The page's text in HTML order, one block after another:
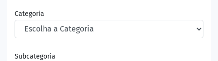
Categoria
Subcategoria